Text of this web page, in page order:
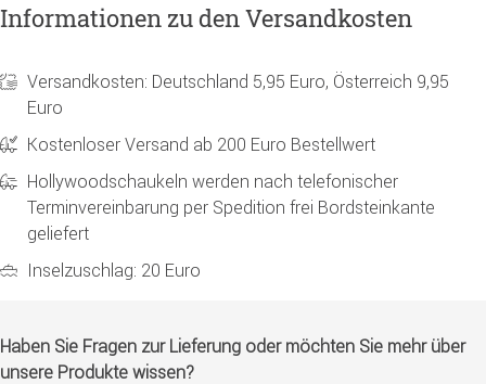
Informationen zu den Versandkosten
Versandkosten: Deutschland 5,95 Euro, Österreich 9,95
Euro
Kostenloser Versand ab 200 Euro Bestellwert
Hollywoodschaukeln werden nach telefonischer
Terminvereinbarung per Spedition frei Bordsteinkante
geliefert
Inselzuschlag: 20 Euro
Haben Sie Fragen zur Lieferung oder möchten Sie mehr über
unsere Produkte wissen?